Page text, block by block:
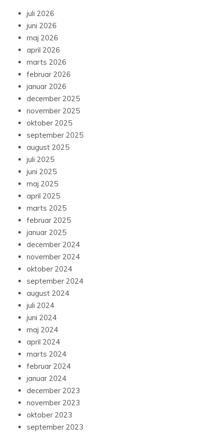
juli 2026
juni 2026
maj 2026
april 2026
marts 2026
februar 2026
januar 2026
december 2025
november 2025
oktober 2025
september 2025
august 2025
juli 2025
juni 2025
maj 2025
april 2025
marts 2025
februar 2025
januar 2025
december 2024
november 2024
oktober 2024
september 2024
august 2024
juli 2024
juni 2024
maj 2024
april 2024
marts 2024
februar 2024
januar 2024
december 2023
november 2023
oktober 2023
september 2023